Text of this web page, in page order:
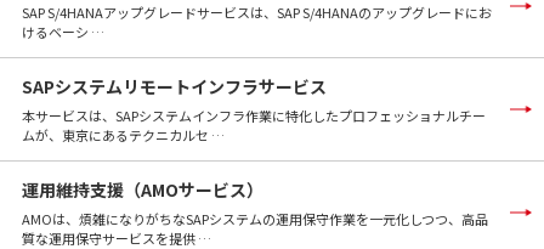
SAP S/4HANAアップグレードサービスは、SAP S/4HANAのアップグレードにお
けるベーシ …
SAPシステムリモートインフラサービス
本サービスは、SAPシステムインフラ作業に特化したプロフェッショナルチー
ムが、東京にあるテクニカルセ …
運用維持支援（AMOサービス）
AMOは、煩雑になりがちなSAPシステムの運用保守作業を一元化しつつ、高品
質な運用保守サービスを提供 …